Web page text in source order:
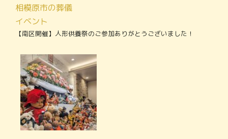
相模原市の葬儀
イベント
【南区開催】人形供養祭のご参加ありがとうございました！